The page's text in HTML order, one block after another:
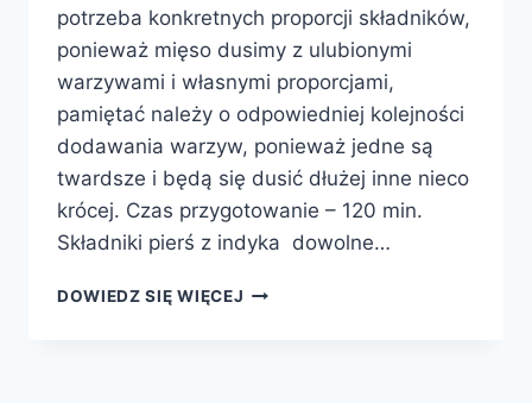
potrzeba konkretnych proporcji składników,
ponieważ mięso dusimy z ulubionymi
warzywami i własnymi proporcjami,
pamiętać należy o odpowiedniej kolejności
dodawania warzyw, ponieważ jedne są
twardsze i będą się dusić dłużej inne nieco
krócej. Czas przygotowanie – 120 min.
Składniki pierś z indyka dowolne…
DOWIEDZ SIĘ WIĘCEJ PIERŚ